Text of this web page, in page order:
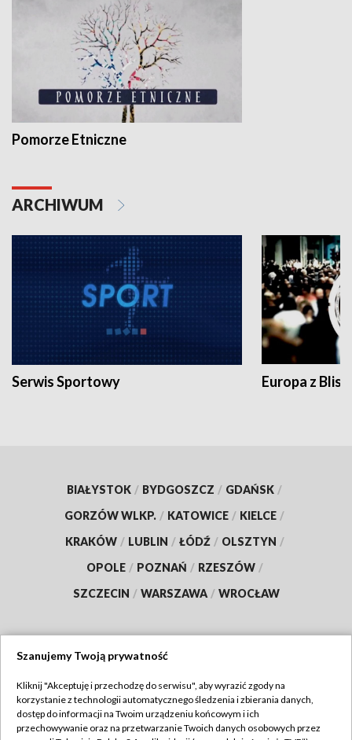
Pomorze Etniczne
ARCHIWUM
Serwis Sportowy Europa z
BIAŁYSTOK / BYDGOSZCZ / GDAŃSK /
GORZÓW WLKP. / KATOWICE / KIELCE /
KRAKÓW / LUBLIN / ŁÓDŹ / OLSZTYN /
OPOLE / POZNAŃ / RZESZÓW /
SZCZECIN / WARSZAWA / WROCŁAW
TVP
Abonament TVP
Regulamin TVP
Szanujemy Twoją prywatność
Kliknij "Akceptuję i przechodzę do serwisu", aby wyrazić zgody na
korzystanie z technologii automatycznego śledzenia i zbierania danych,
dostęp do informacji na Twoim urządzeniu końcowym i ich
przechowywanie oraz na przetwarzanie Twoich danych osobowych przez